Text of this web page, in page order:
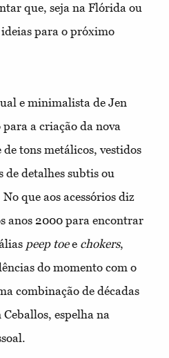
que, seja na Flórida ou
para o próximo
e minimalista de Jen
a criação da nova
de tons metálicos, vestidos
de detalhes subtis ou
que aos acessórios diz
anos 2000 para encontrar
peep toee chokers,
do momento com o
combinação de décadas
espelha na